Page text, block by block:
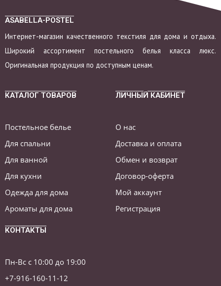
ASABELLA-POSTEL
Интернет-магазин качественного текстиля для дома и отдыха.
Широкий ассортимент постельного белья класса люкс.
Оригинальная продукция по доступным ценам.
КАТАЛОГ ТОВАРОВ
Постельное белье
Для спальни
Для ванной
Для кухни
Одежда для дома
Ароматы для дома
ЛИЧНЫЙ КАБИНЕТ
О нас
Доставка и оплата
Обмен и возврат
Договор-оферта
Мой аккаунт
Регистрация
КОНТАКТЫ
Пн-Вс с 10:00 до 19:00
+7-916-160-11-12